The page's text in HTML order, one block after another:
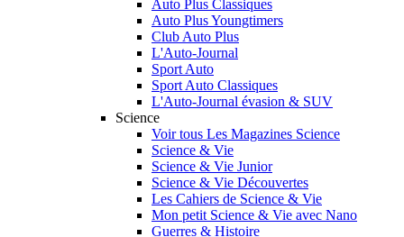
Auto Plus Classiques
Auto Plus Youngtimers
Club Auto Plus
L'Auto-Journal
Sport Auto
Sport Auto Classiques
L'Auto-Journal évasion & SUV
Science
Voir tous Les Magazines Science
Science & Vie
Science & Vie Junior
Science & Vie Découvertes
Les Cahiers de Science & Vie
Mon petit Science & Vie avec Nano
Guerres & Histoire